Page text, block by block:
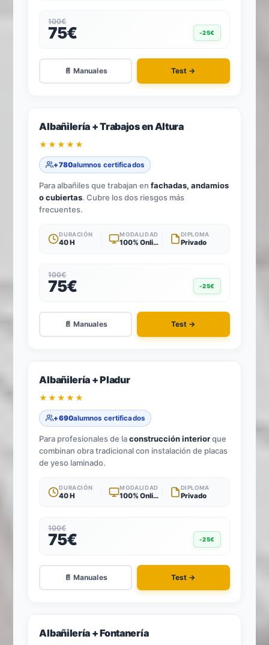
100€
75€ -25€
📄 Manuales Test →
2 TÍTULOS · 1 TEST
Albañilería + Trabajos en Altura
★★★★★
+780alumnos certificados
Para albañiles que trabajan enfachadas, andamios
o cubiertas. Cubre los dos riesgos más
frecuentes.
DURACIÓN
40 H
MODALIDAD
100% Online
DIPLOMA
Privado
100€
75€ -25€
📄 Manuales Test →
2 TÍTULOS · 1 TEST
Albañilería + Pladur
★★★★★
+690alumnos certificados
Para profesionales de laconstrucción interiorque
combinan obra tradicional con instalación de placas
de yeso laminado.
DURACIÓN
40 H
MODALIDAD
100% Online
DIPLOMA
Privado
100€
75€ -25€
📄 Manuales Test →
2 TÍTULOS · 1 TEST
Albañilería + Fontanería